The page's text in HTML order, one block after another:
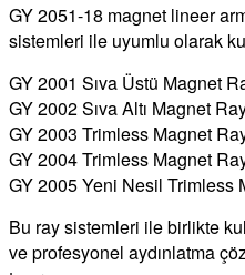
GY 2051-18 magnet lineer
sistemleri ile uyumlu olarak
GY 2001 Sıva Üstü Magnet
GY 2002 Sıva Altı Magnet
GY 2003 Trimless Magnet
GY 2004 Trimless Magnet
GY 2005 Yeni Nesil Trimless
Bu ray sistemleri ile birlikte
ve profesyonel aydınlatma